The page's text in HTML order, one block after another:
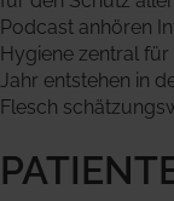
Podcast anhören
Hygiene zentral
Jahr entstehen in
Flesch